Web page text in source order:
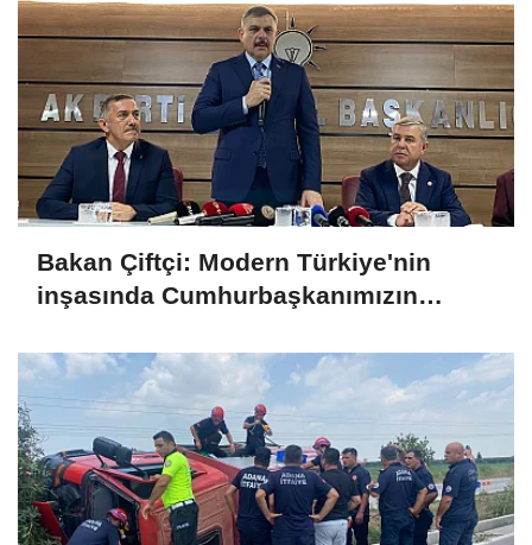
Bakan Çiftçi: Modern Türkiye'nin
inşasında Cumhurbaşkanımızın